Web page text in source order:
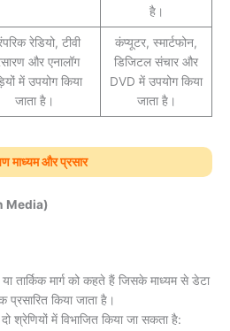
है।
रेडियो, टीवी
और एनालॉग
में उपयोग किया
जाता है।
कंप्यूटर, स्मार्टफोन,
डिजिटल संचार और
DVD में उपयोग किया
जाता है।
माध्यम और प्रसार
Media)
तार्किक मार्ग को कहते हैं जिसके माध्यम से डेटा
किया जाता है।
श्रेणियों में विभाजित किया जा सकता है: